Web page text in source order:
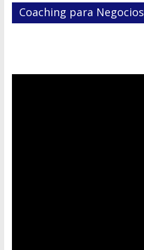
Coaching para Negocios